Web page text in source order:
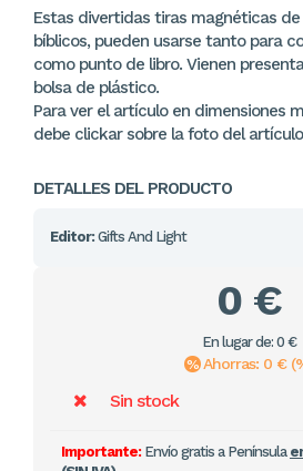
Estas divertidas tiras magnéticas
bíblicos, pueden usarse tanto para
como punto de libro. Vienen
bolsa de plástico.
Para ver el artículo en dimensiones
debe clickar sobre la foto del
DETALLES DEL PRODUCTO
Editor: Gifts And Light
0 €
En lugar de: 0 €
Ahorras: 0 €
Sin stock
Importante:Envío gratis a Península